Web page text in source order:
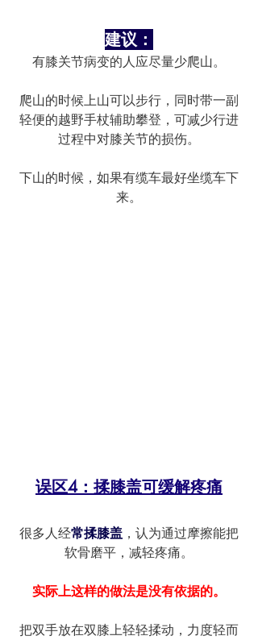
建议：
有膝关节病变的人应尽量少爬山。
爬山的时候上山可以步行，同时带一副
轻便的越野手杖辅助攀登，可减少行进
过程中对膝关节的损伤。
下山的时候，如果有缆车最好坐缆车下
来。
误区4：揉膝盖可缓解疼痛
很多人经常揉膝盖 ，认为通过摩擦能把
软骨磨平，减轻疼痛。
实际上这样的做法是没有依据的。
把双手放在双膝上轻轻揉动，力度轻而